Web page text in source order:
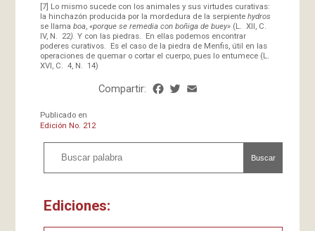
[7] Lo mismo sucede con los animales y sus virtudes curativas:
la hinchazón producida por la mordedura de la serpiente hydros
se llama boa, «porque se remedia con boñiga de buey» (L. XII, C.
IV, N. 22). Y con las piedras. En ellas podemos encontrar
poderes curativos. Es el caso de la piedra de Menfis, útil en las
operaciones de quemar o cortar el cuerpo, pues lo entumece (L.
XVI, C. 4, N. 14)
Compartir: Facebook
Twitter
Publicado en
Edición No. 212
Buscar
Ediciones: